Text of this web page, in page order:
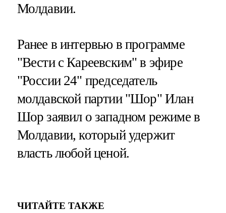
Молдавии.
Ранее в интервью в программе
"Вести с Кареевским" в эфире
"России 24" председатель
молдавской партии "Шор" Илан
Шор заявил о западном режиме в
Молдавии, который удержит
власть любой ценой.
ЧИТАЙТЕ ТАКЖЕ